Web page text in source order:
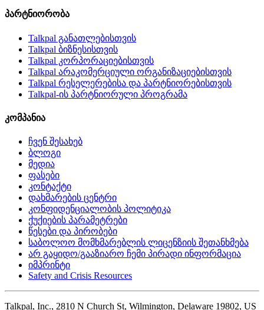
პარტნიორობა
Talkpal განათლებისთვის
Talkpal ბიზნესისთვის
Talkpal კორპორაციებისთვის
Talkpal არაკომერციული ორგანიზაციებისთვის
Talkpal რესელერებისა და პარტნიორებისთვის
Talkpal-ის პარტნიორული პროგრამა
კომპანია
ჩვენ შესახებ
ბლოგი
მედია
ფასები
კონტაქტი
დახმარების ცენტრი
კონფიდენციალობის პოლიტიკა
ქუქიების პარამეტრები
წესები და პირობები
საბოლოო მომხმარებლის ლიცენზიის შეთანხმება
არ გაყიდო/გააზიარო ჩემი პირადი ინფორმაცია
იმპრინტი
Safety and Crisis Resources
Talkpal, Inc., 2810 N Church St, Wilmington, Delaware 19802, US